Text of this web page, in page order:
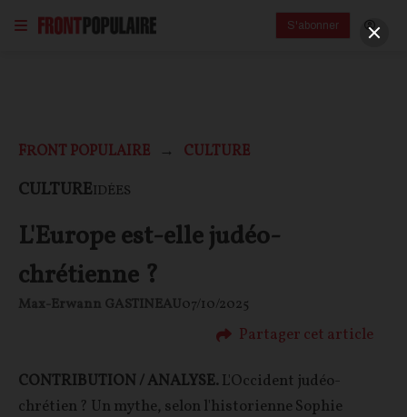
S'abonner
FRONT POPULAIRE CULTURE
CULTUREIDÉES
L'Europe est-elle judéo-
chrétienne ?
Max-Erwann GASTINEAU07/10/2025
Partager cet article
CONTRIBUTION / ANALYSE.L'Occident judéo-
chrétien ? Un mythe, selon l'historienne Sophie